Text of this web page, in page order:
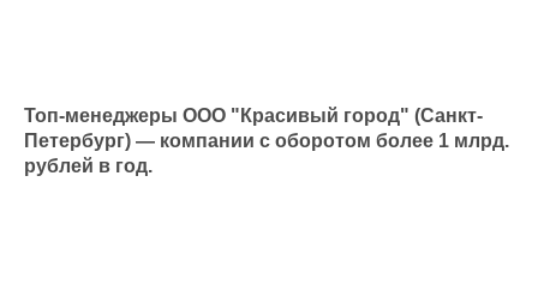
Топ-менеджеры ООО "Красивый город" (Санкт-
Петербург) — компании с оборотом более 1 млрд.
рублей в год.